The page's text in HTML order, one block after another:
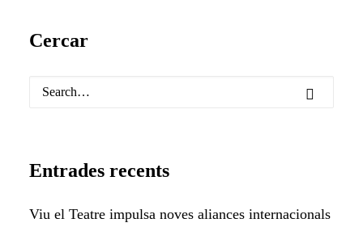
Cercar
Entrades recents
Viu el Teatre impulsa noves aliances internacionals